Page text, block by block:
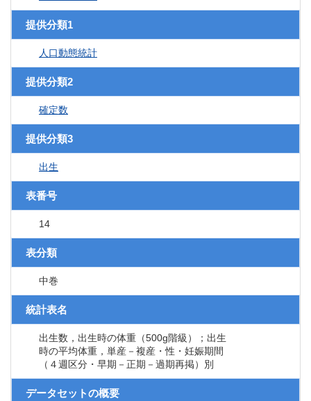
提供分類1
人口動態統計
提供分類2
確定数
提供分類3
出生
表番号
14
表分類
中巻
統計表名
出生数，出生時の体重（500g階級）；出生
時の平均体重，単産－複産・性・妊娠期間
（４週区分・早期－正期－過期再掲）別
データセットの概要